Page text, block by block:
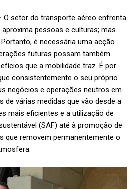
O setor do transporte aéreo enfrenta
pessoas e culturas; mas
é necessária uma acção
futuras possam também
que a mobilidade traz. É por
consistentemente o seu próprio
negócios e operações neutros em
de várias medidas que vão desde a
mais eficientes e a utilização de
(SAF) até à promoção de
que removem permanentemente o